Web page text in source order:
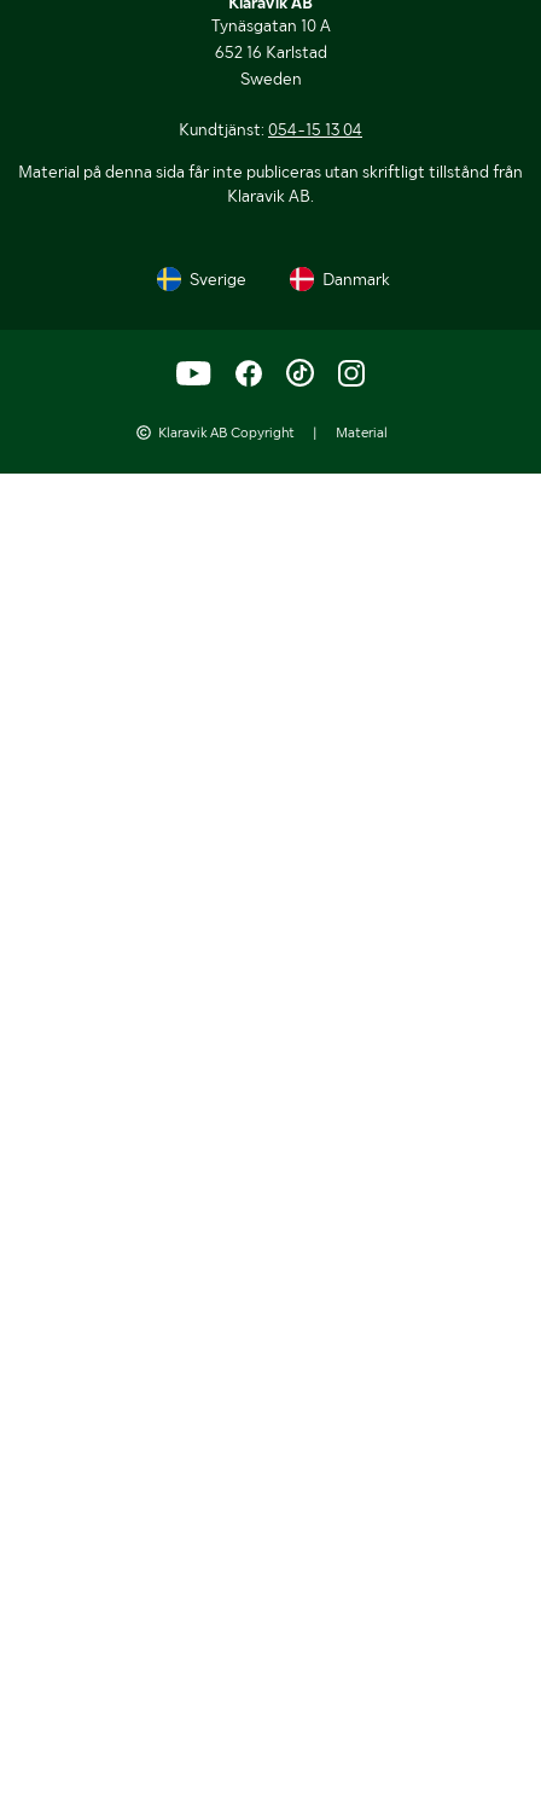
Tynäsgatan 10 A
652 16 Karlstad
Sweden
Kundtjänst: 054-15 13 04
Material på denna sida får inte publiceras utan skriftligt tillstånd från
Klaravik AB.
Sverige Danmark
Klaravik AB Copyright | Material